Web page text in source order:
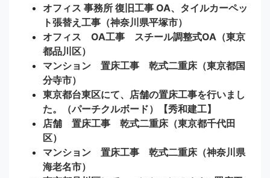
オフィス 事務所 復旧工事 OA、タイルカーペッ
ト張替え工事（神奈川県平塚市）
オフィス OA工事 スチール調整式OA（東京
都品川区）
マンション 置床工事 乾式二重床（東京都国
分寺市）
東京都台東区にて、店舗の置床工事を行いまし
た。（パーチクルボード）【秀和建工】
店舗 置床工事 乾式二重床（東京都千代田
区）
マンション 置床工事 乾式二重床（神奈川県
海老名市）